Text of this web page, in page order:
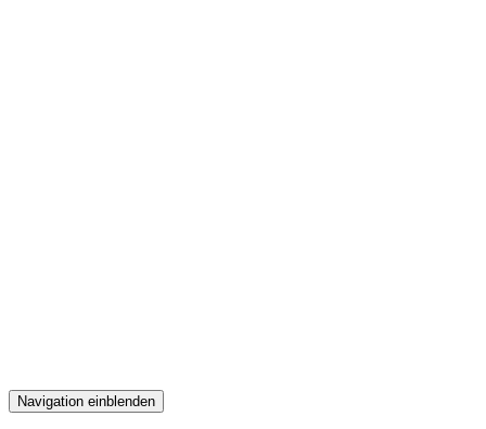
Navigation einblenden